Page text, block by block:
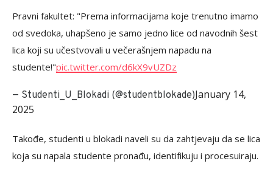
Pravni fakultet: "Prema informacijama koje trenutno imamo
od svedoka, uhapšeno je samo jedno lice od navodnih šest
lica koji su učestvovali u večerašnjem napadu na
studente!"pic.twitter.com/d6kX9vUZDz
— Studenti_U_Blokadi (@studentblokade)January 14,
2025
Takođe, studenti u blokadi naveli su da zahtjevaju da se lica
koja su napala studente pronađu, identifikuju i procesuiraju.